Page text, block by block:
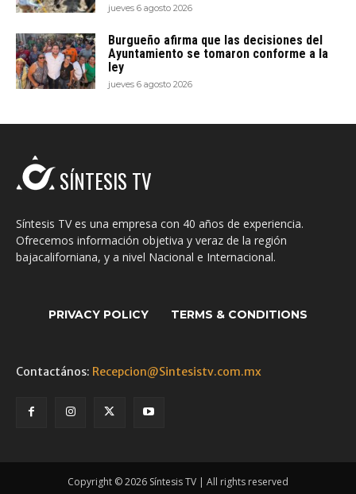
jueves 6 agosto 2026
Burgueño afirma que las decisiones del
Ayuntamiento se tomaron conforme a la
ley
jueves 6 agosto 2026
SÍNTESIS TV
Síntesis TV es una empresa con 40 años de experiencia.
Ofrecemos información objetiva y veraz de la región
bajacaliforniana, y a nivel Nacional e Internacional.
PRIVACY POLICY TERMS & CONDITIONS
Contactános: Recepcion@Sintesistv.com.mx
Copyright © 2026 Síntesis TV | All rights reserved